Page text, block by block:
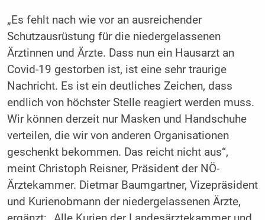
„Es fehlt nach wie vor an ausreichender
Schutzausrüstung für die niedergelassenen
Ärztinnen und Ärzte. Dass nun ein Hausarzt an
Covid-19 gestorben ist, ist eine sehr traurige
Nachricht. Es ist ein deutliches Zeichen, dass
endlich von höchster Stelle reagiert werden muss.
Wir können derzeit nur Masken und Handschuhe
verteilen, die wir von anderen Organisationen
geschenkt bekommen. Das reicht nicht aus“,
meint Christoph Reisner, Präsident der NÖ-
Ärztekammer. Dietmar Baumgartner, Vizepräsident
und Kurienobmann der niedergelassenen Ärzte,